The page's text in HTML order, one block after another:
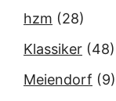
hzm (28)
Klassiker (48)
Meiendorf (9)